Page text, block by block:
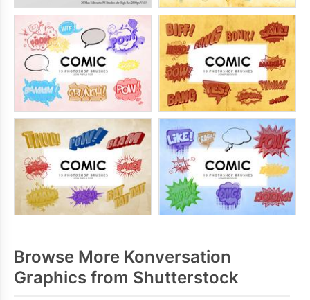
Browse More Konversation
Graphics from Shutterstock